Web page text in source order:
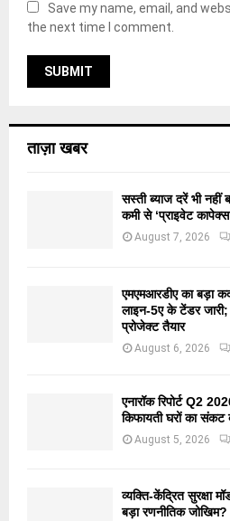
Save my name, email, and
the next time I comment.
ताज़ा खबर
सस्ती ब्याज दरें भी नहीं
कमी से ‘प्राइवेट
August 7, 2026
एमएमआरडीए का बड़ा
लाइन-5ए के टेंडर
प्रोजेक्ट तैयार
August 6, 2026
एनारॉक रिपोर्ट Q2
किफायती घरों का संकट
August 5, 2026
व्यक्ति-केंद्रित सुरक्षा
बड़ा रणनीतिक जोखिम?